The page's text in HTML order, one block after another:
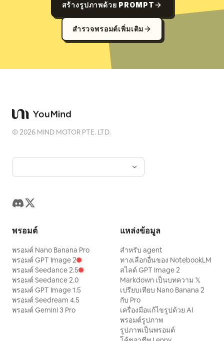
สร้างรูปภาพด้วย PROMPT
สำรวจพรอมต์เพิ่มเติม
©2026 MIND MOTOR PTE. LTD.
พรอมต์
พรอมต์ Nano Banana Pro
พรอมต์ GPT Image 2
พรอมต์ Seedance 2.5
พรอมต์ Seedance 2.0
พรอมต์ GPT Image 1.5
พรอมต์ Seedream 4.5
พรอมต์ Gemini 3 Pro
แหล่งข้อมูล
สำหรับ agent
ทางเลือกอื่นของ NotebookLM
สไลด์ GPT Image 2
Markdown เป็นบทความ 𝕏
เปรียบเทียบ Nano Banana 2
กับ Pro
เครื่องมือแก้ไขรูปด้วย AI
พรอมต์รูปภาพ
รูปภาพเป็นพรอมต์